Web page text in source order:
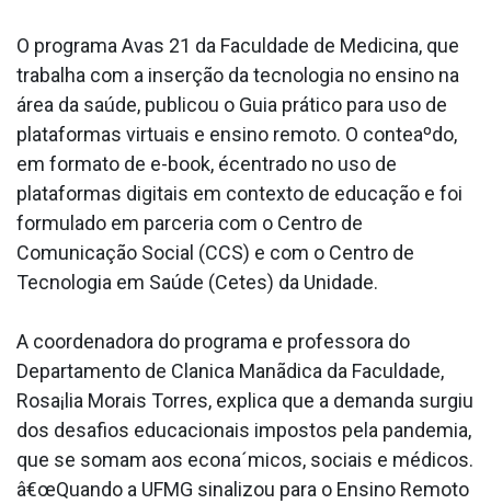
O programa Avas 21 da Faculdade de Medicina, que
trabalha com a inserção da tecnologia no ensino na
área da saúde, publicou o Guia prático para uso de
plataformas virtuais e ensino remoto. O conteaºdo,
em formato de e-book, écentrado no uso de
plataformas digitais em contexto de educação e foi
formulado em parceria com o Centro de
Comunicação Social (CCS) e com o Centro de
Tecnologia em Saúde (Cetes) da Unidade.
A coordenadora do programa e professora do
Departamento de Cla­nica Manãdica da Faculdade,
Rosa¡lia Morais Torres, explica que a demanda surgiu
dos desafios educacionais impostos pela pandemia,
que se somam aos econa´micos, sociais e médicos.
â€œQuando a UFMG sinalizou para o Ensino Remoto